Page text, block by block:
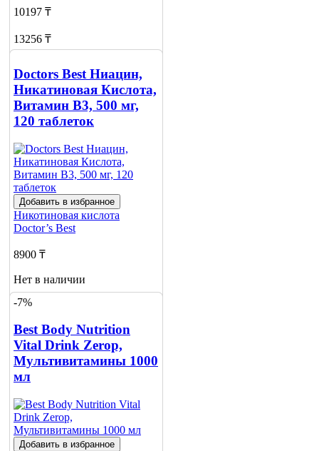
10197 ₸
13256 ₸
Сообщить
о наличии
Doctors Best Ниацин,
Никатиновая Кислота,
Витамин B3, 500 мг,
120 таблеток
Добавить в избранное
Никотиновая кислота
Doctor’s Best
8900 ₸
Нет в наличии
Сообщить
1
-7%
Best Body Nutrition
Vital Drink Zerop,
Мультивитамины 1000
мл
Добавить в избранное